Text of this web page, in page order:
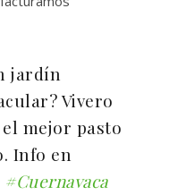
jardín
Vivero
mejor pasto
Info en
#Cuernavaca